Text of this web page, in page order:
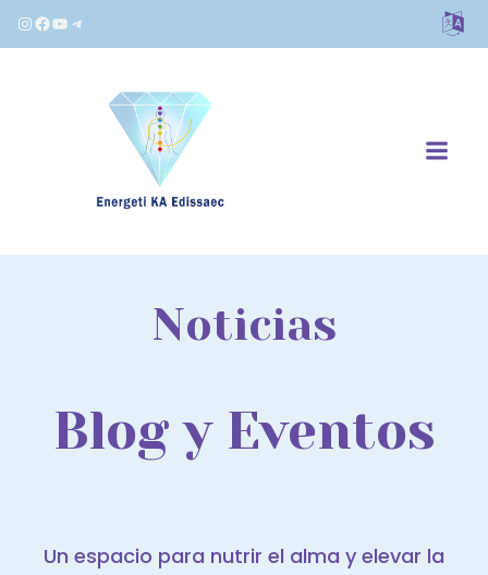
Instagram
Facebook
YouTube
Telegram
Noticias
Blog y Eventos
Un espacio para nutrir el alma y elevar la